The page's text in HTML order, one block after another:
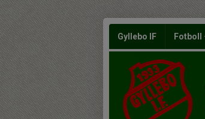
Gyllebo IF Fotboll